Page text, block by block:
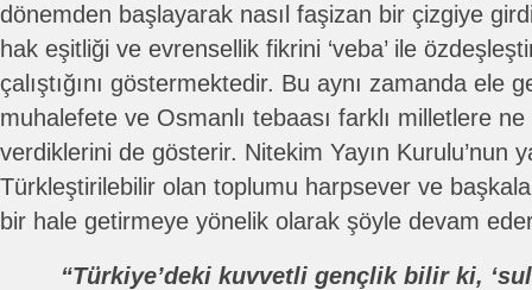
dönemden başlayarak nasıl faşizan bir çizgiye
hak eşitliği ve evrensellik fikrini ‘veba’ ile
çalıştığını göstermektedir. Bu aynı zamanda ele
muhalefete ve Osmanlı tebaası farklı milletlere
verdiklerini de gösterir. Nitekim Yayın Kurulu’nun
Türkleştirilebilir olan toplumu harpsever ve
bir hale getirmeye yönelik olarak şöyle devam
“Türkiye’deki kuvvetli gençlik bilir ki,